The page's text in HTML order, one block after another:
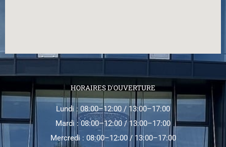
HORAIRES D'OUVERTURE
Lundi : 08:00–12:00 / 13:00–17:00
Mardi : 08:00–12:00 / 13:00–17:00
Mercredi : 08:00–12:00 / 13:00–17:00